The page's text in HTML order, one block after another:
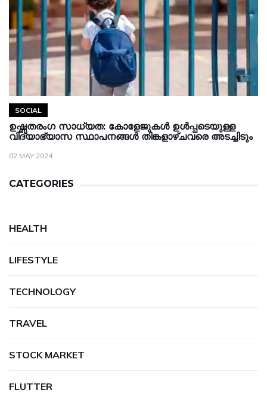
SOCIAL
ഉഷ്ണതരംഗ സാധ്യത: കോളേജുകള്‍ ഉള്‍പ്പടെയുള്ള
വിദ്യാഭ്യാസ സ്ഥാപനങ്ങള്‍ തിങ്കളാഴ്ചവരെ അടച്ചിടും
02 MAY 2024
CATEGORIES
HEALTH
LIFESTYLE
TECHNOLOGY
TRAVEL
STOCK MARKET
FLUTTER